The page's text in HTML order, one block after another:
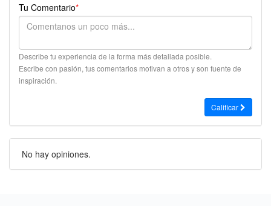
Tu Comentario*
Describe tu experiencia de la forma más detallada posible.
Escribe con pasión, tus comentarios motivan a otros y son fuente de
inspiración.
Calificar
No hay opiniones.